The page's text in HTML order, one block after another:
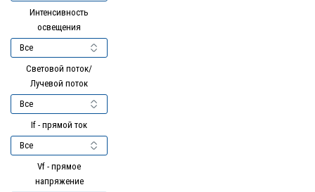
Интенсивность
освещения
Световой поток/
Лучевой поток
If - прямой ток
Vf - прямое
напряжение